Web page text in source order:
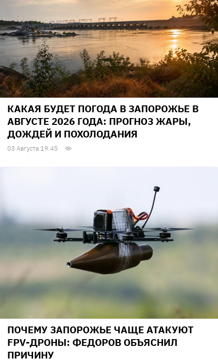
КАКАЯ БУДЕТ ПОГОДА В ЗАПОРОЖЬЕ В
АВГУСТЕ 2026 ГОДА: ПРОГНОЗ ЖАРЫ,
ДОЖДЕЙ И ПОХОЛОДАНИЯ
03 Августа 19:45
ПОЧЕМУ ЗАПОРОЖЬЕ ЧАЩЕ АТАКУЮТ
FPV-ДРОНЫ: ФЕДОРОВ ОБЪЯСНИЛ
ПРИЧИНУ